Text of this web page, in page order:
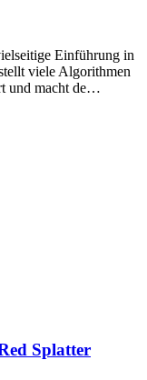
Einführung in
viele Algorithmen
und macht de…
Splatter